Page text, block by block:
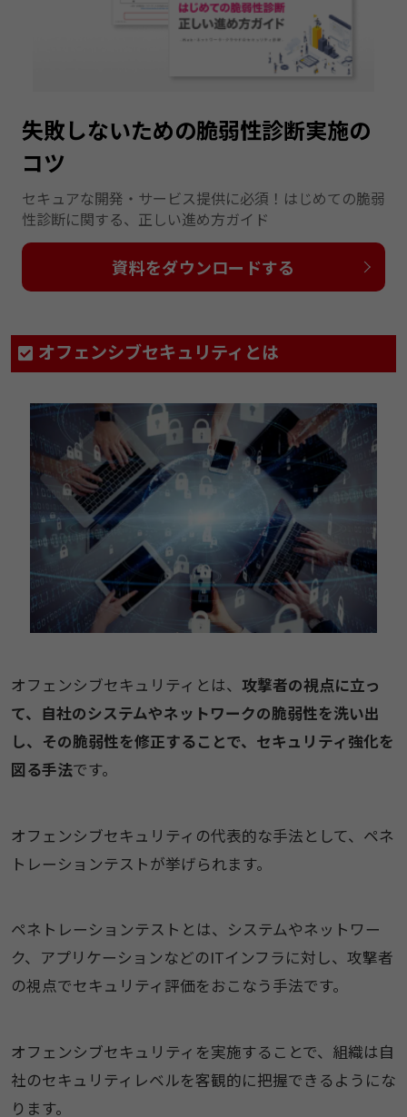
失敗しないための脆弱性診断実施の
コツ
セキュアな開発・サービス提供に必須！はじめての脆弱
性診断に関する、正しい進め方ガイド
資料をダウンロードする
オフェンシブセキュリティとは​
オフェンシブセキュリティとは、 攻撃者の視点に立っ
て、自社のシステムやネットワークの脆弱性を洗い出
し、その脆弱性を修正することで、セキュリティ強化を
図る手法です。
オフェンシブセキュリティの代表的な手法として、ペネ
トレーションテストが挙げられます。
ペネトレーションテストとは、システムやネットワー
ク、アプリケーションなどのITインフラに対し、攻撃者
の視点でセキュリティ評価をおこなう手法です。
オフェンシブセキュリティを実施することで、組織は自
社のセキュリティレベルを客観的に把握できるようにな
ります。